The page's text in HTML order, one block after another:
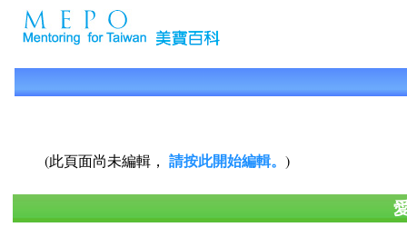
(此頁面尚未編輯， 請按此開始編輯。 )